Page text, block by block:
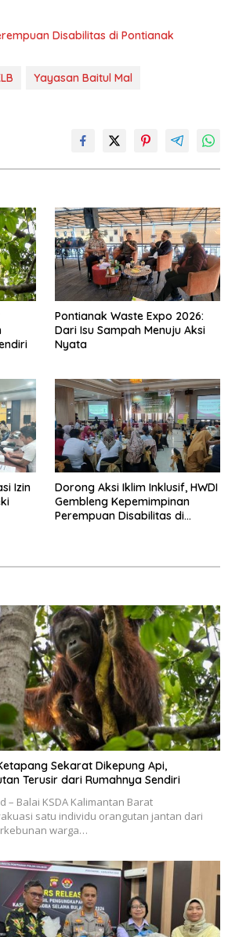
Disabilitas di Pontianak
Yayasan Baitul Mal
Pontianak Waste Expo 2026:
Dari Isu Sampah Menuju Aksi
Nyata
Izin
Dorong Aksi Iklim Inklusif, HWDI
Gembleng Kepemimpinan
Perempuan Disabilitas di
Sekarat Dikepung Api,
Terusir dari Rumahnya Sendiri
– Balai KSDA Kalimantan Barat
satu individu orangutan jantan dari
warga…